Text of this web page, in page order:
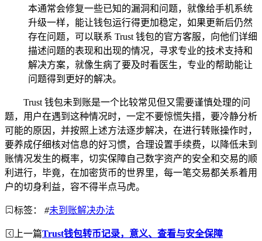
本通常会修复一些已知的漏洞和问题，就像给手机系统
升级一样，能让钱包运行得更加稳定，如果更新后仍然
存在问题，可以联系 Trust 钱包的官方客服，向他们详细
描述问题的表现和出现的情况，寻求专业的技术支持和
解决方案，就像生病了要及时看医生，专业的帮助能让
问题得到更好的解决。
Trust 钱包未到账是一个比较常见但又需要谨慎处理的问
题，用户在遇到这种情况时，一定不要惊慌失措，要冷静分析
可能的原因，并按照上述方法逐步解决，在进行转账操作时，
要养成仔细核对信息的好习惯，合理设置手续费，以降低未到
账情况发生的概率，切实保障自己数字资产的安全和交易的顺
利进行，毕竟，在加密货币的世界里，每一笔交易都关系着用
户的切身利益，容不得半点马虎。
标签： #未到账解决办法
上一篇Trust钱包转币记录，意义、查看与安全保障